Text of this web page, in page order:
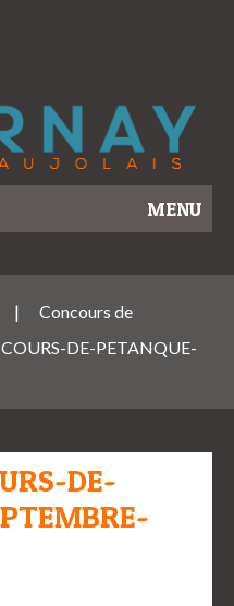
MENU
|
Concours de
DE-PETANQUE-
DE-